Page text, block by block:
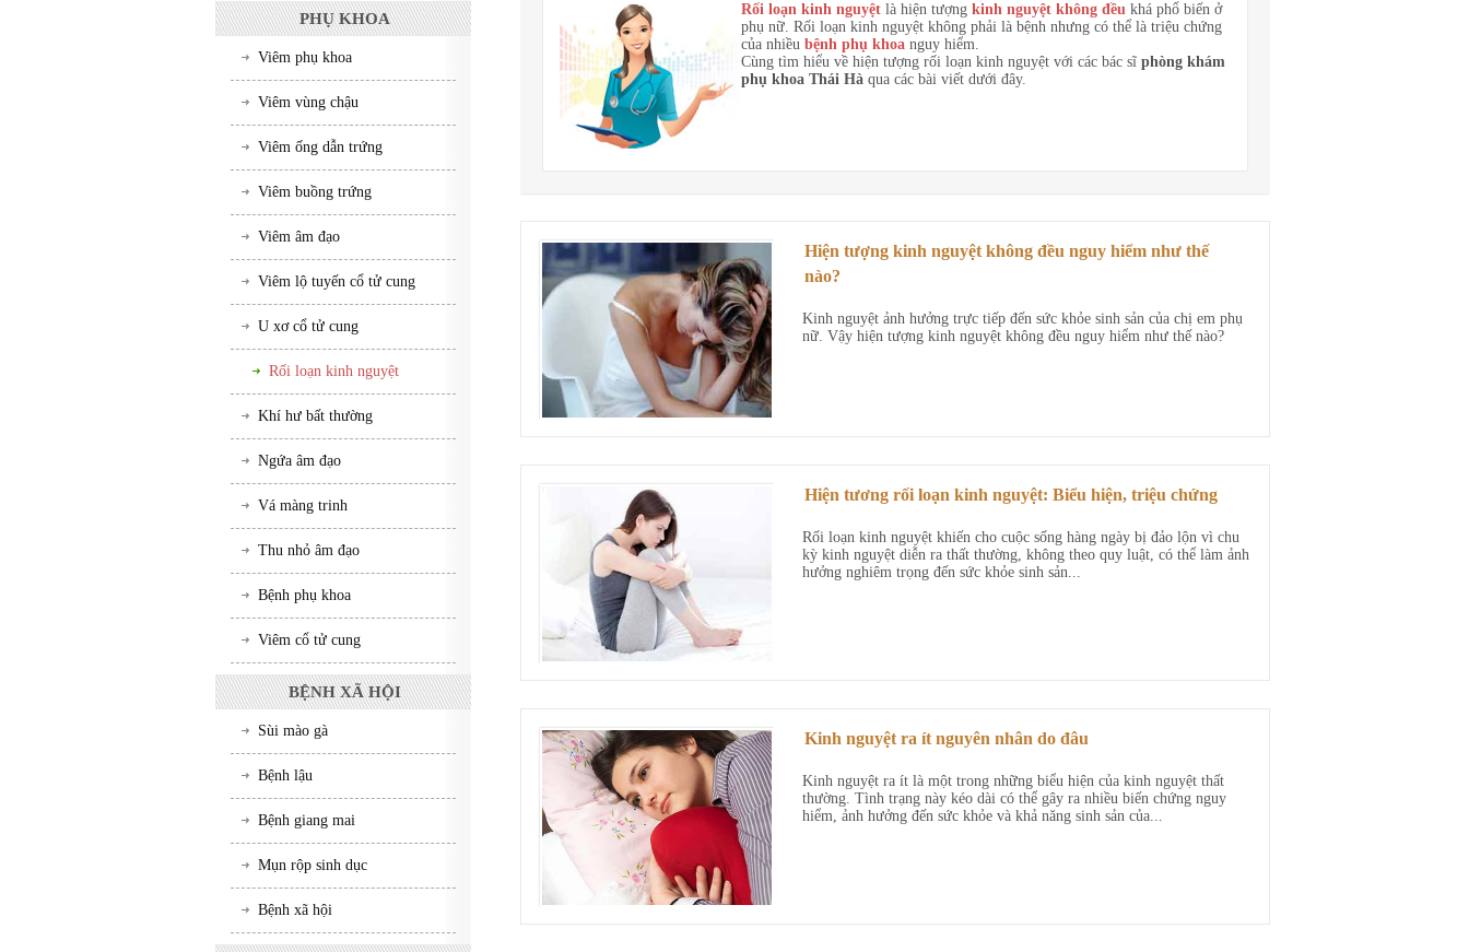
PHỤ KHOA
Viêm phụ khoa
Viêm vùng chậu
Viêm ống dẫn trứng
Viêm buồng trứng
Viêm âm đạo
Viêm lộ tuyến cổ tử cung
U xơ cổ tử cung
Rối loạn kinh nguyệt
Khí hư bất thường
Ngứa âm đạo
Vá màng trinh
Thu nhỏ âm đạo
Bệnh phụ khoa
Viêm cổ tử cung
BỆNH XÃ HỘI
Sùi mào gà
Bệnh lậu
Bệnh giang mai
Mụn rộp sinh dục
Bệnh xã hội
Rối loạn kinh nguyệt là hiện tượng kinh nguyệt không đều khá phổ biến ở
phụ nữ. Rối loạn kinh nguyệt không phải là bệnh nhưng có thể là triệu chứng
của nhiều bệnh phụ khoa nguy hiểm.
Cùng tìm hiểu về hiện tượng rối loạn kinh nguyệt với các bác sĩ phòng khám
phụ khoa Thái Hà qua các bài viết dưới đây.
Hiện tượng kinh nguyệt không đều nguy hiểm như thế
nào?
Kinh nguyệt ảnh hưởng trực tiếp đến sức khỏe sinh sản của chị em phụ
nữ. Vậy hiện tượng kinh nguyệt không đều nguy hiểm như thế nào?
Hiện tương rối loạn kinh nguyệt: Biểu hiện, triệu chứng
Rối loạn kinh nguyệt khiến cho cuộc sống hàng ngày bị đảo lộn vì chu
kỳ kinh nguyệt diễn ra thất thường, không theo quy luật, có thể làm ảnh
hưởng nghiêm trọng đến sức khỏe sinh sản...
Kinh nguyệt ra ít nguyên nhân do đâu
Kinh nguyệt ra ít là một trong những biểu hiện của kinh nguyệt thất
thường. Tình trạng này kéo dài có thể gây ra nhiều biến chứng nguy
hiểm, ảnh hưởng đến sức khỏe và khả năng sinh sản của...